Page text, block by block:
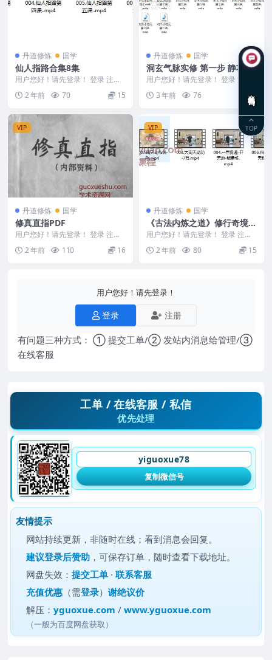
丹道修炼 国学
仙人指路合集8集
用户您好！请先登录！ 登录 注册
仙人指路合集8集 2411171 001.仙
人...2 年前 70 15
丹道修炼 国学
洞玄气脉实修 第一步 静功
《小周天》录音+视频1
用户您好！请先登录！ 登录 注册
天》 240...
3 年前 76 20
VIP
丹道修炼 国学
修真直指PDF
用户您好！请先登录！ 登录 注册
修真直指 2406150 《修真直指》
学习笔记...
2 年前 110 16
VIP
丹道修炼 国学
《古法内炼之道》修行奇境探
秘，无为秘法修真，内炁提升
必修课！
用户您好！请先登录！ 登录 注册
《古法内炼之道》修行奇境探秘，
无为秘法修真，内...
2 年前 80 15
用户您好！请先登录！
登录 注册
有问题三种方式： ① 提交工单/② 发站内消息给管理/③
在线客服
工单 / 在线客服 / 私信
优先处理
yiguoxue78
复制微信号
友情提示
网站持续更新，非随时在线；看到消息会回复。
建议登录后赞助 ，可保存订单，随时查看下载地址。
网盘失效：提交工单 ·联系客服
充值优惠 （需登录）谢绝议价
解压：yguoxue.com /www.yguoxue.com
（一般为百度网盘获取）
TOP